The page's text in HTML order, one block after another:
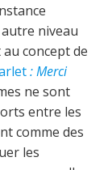
niveau
concept de
: Merci
ne sont
entre les
comme des
les